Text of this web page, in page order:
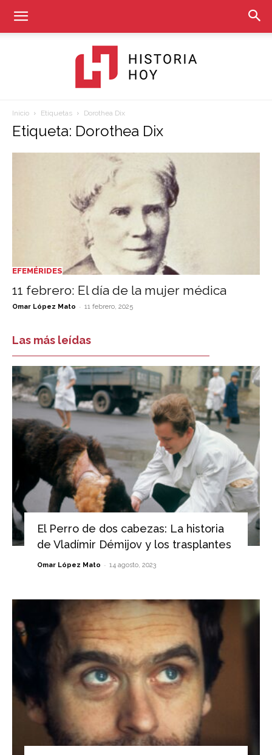
Hoy
Inicio Etiquetas Dorothea Dix
Etiqueta: Dorothea Dix
EFEMÉRIDES
11 febrero: El día de la mujer médica
Omar López Mato - 11 febrero, 2025
Las más leídas
El Perro de dos cabezas: La historia
de Vladímir Démijov y los trasplantes
Omar López Mato - 14 agosto, 2023